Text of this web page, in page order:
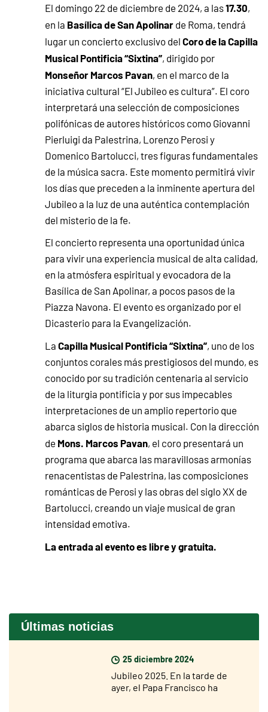
El domingo 22 de diciembre de 2024, a las17.30,
en la Basílica de San Apolinarde Roma, tendrá
lugar un concierto exclusivo delCoro de la Capilla
Musical Pontificia “Sixtina”, dirigido por
Monseñor Marcos Pavan, en el marco de la
iniciativa cultural “El Jubileo es cultura”. El coro
interpretará una selección de composiciones
polifónicas de autores históricos como Giovanni
Pierluigi da Palestrina, Lorenzo Perosi y
Domenico Bartolucci, tres figuras fundamentales
de la música sacra. Este momento permitirá vivir
los días que preceden a la inminente apertura del
Jubileo a la luz de una auténtica contemplación
del misterio de la fe.
El concierto representa una oportunidad única
para vivir una experiencia musical de alta calidad,
en la atmósfera espiritual y evocadora de la
Basílica de San Apolinar, a pocos pasos de la
Piazza Navona. El evento es organizado por el
Dicasterio para la Evangelización.
LaCapilla Musical Pontificia “Sixtina”, uno de los
conjuntos corales más prestigiosos del mundo, es
conocido por su tradición centenaria al servicio
de la liturgia pontificia y por sus impecables
interpretaciones de un amplio repertorio que
abarca siglos de historia musical. Con la dirección
de Mons. Marcos Pavan, el coro presentará un
programa que abarca las maravillosas armonías
renacentistas de Palestrina, las composiciones
románticas de Perosi y las obras del siglo XX de
Bartolucci, creando un viaje musical de gran
intensidad emotiva.
La entrada al evento es libre y gratuita.
Últimas noticias
25 diciembre 2024
Jubileo 2025. En la tarde de
ayer, el Papa Francisco ha